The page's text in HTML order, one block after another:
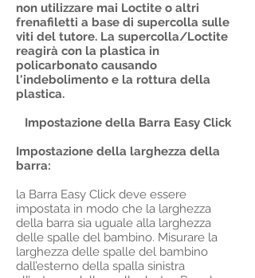
non utilizzare mai Loctite o altri
frenafiletti a base di supercolla sulle
viti del tutore. La supercolla/Loctite
reagirà con la plastica in
policarbonato causando
l'indebolimento e la rottura della
plastica.
Impostazione della Barra Easy Click
Impostazione della larghezza della
barra:
la Barra Easy Click deve essere
impostata in modo che la larghezza
della barra sia uguale alla larghezza
delle spalle del bambino. Misurare la
larghezza delle spalle del bambino
dall’esterno della spalla sinistra